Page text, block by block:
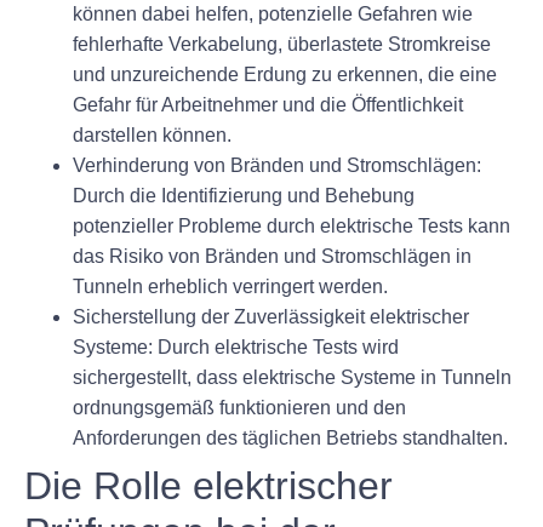
können dabei helfen, potenzielle Gefahren wie
fehlerhafte Verkabelung, überlastete Stromkreise
und unzureichende Erdung zu erkennen, die eine
Gefahr für Arbeitnehmer und die Öffentlichkeit
darstellen können.
Verhinderung von Bränden und Stromschlägen:
Durch die Identifizierung und Behebung
potenzieller Probleme durch elektrische Tests kann
das Risiko von Bränden und Stromschlägen in
Tunneln erheblich verringert werden.
Sicherstellung der Zuverlässigkeit elektrischer
Systeme: Durch elektrische Tests wird
sichergestellt, dass elektrische Systeme in Tunneln
ordnungsgemäß funktionieren und den
Anforderungen des täglichen Betriebs standhalten.
Die Rolle elektrischer